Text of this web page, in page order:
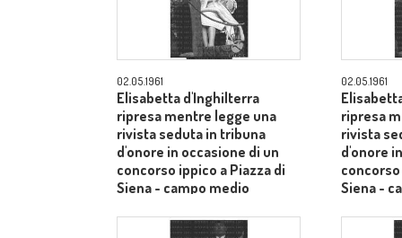
02.05.1961
Elisabetta d'Inghilterra
ripresa mentre legge una
rivista seduta in tribuna
d'onore in occasione di un
concorso ippico a Piazza di
Siena - campo medio
02.05.1961
ripresa
rivista
d'onore
Siena -